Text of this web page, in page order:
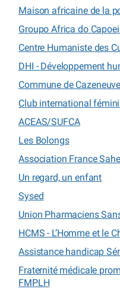
Maison africaine de la
Groupo Africa do
Centre Humaniste des
DHI - Développement
Commune de Cazeneuve
Club international
ACEAS/SUFCA
Les Bolongs
Association France
Un regard, un enfant
Sysed
Union Pharmaciens
HCMS - L’Homme et le
Assistance handicap
Fraternité médicale
FMPLH